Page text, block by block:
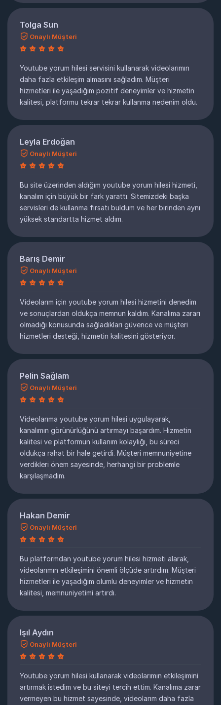
Tolga Sun
Onaylı Müşteri
Youtube yorum hilesi servisini kullanarak videolarımın
daha fazla etkileşim almasını sağladım. Müşteri
hizmetleri ile yaşadığım pozitif deneyimler ve hizmetin
kalitesi, platformu tekrar tekrar kullanma nedenim oldu.
Leyla Erdoğan
Onaylı Müşteri
Bu site üzerinden aldığım youtube yorum hilesi hizmeti,
kanalım için büyük bir fark yarattı. Sitemizdeki başka
servisleri de kullanma fırsatı buldum ve her birinden aynı
yüksek standartta hizmet aldım.
Barış Demir
Onaylı Müşteri
Videolarım için youtube yorum hilesi hizmetini denedim
ve sonuçlardan oldukça memnun kaldım. Kanalıma zararı
olmadığı konusunda sağladıkları güvence ve müşteri
hizmetleri desteği, hizmetin kalitesini gösteriyor.
Pelin Sağlam
Onaylı Müşteri
Videolarıma youtube yorum hilesi uygulayarak,
kanalımın görünürlüğünü artırmayı başardım. Hizmetin
kalitesi ve platformun kullanım kolaylığı, bu süreci
oldukça rahat bir hale getirdi. Müşteri memnuniyetine
verdikleri önem sayesinde, herhangi bir problemle
karşılaşmadım.
Hakan Demir
Onaylı Müşteri
Bu platformdan youtube yorum hilesi hizmeti alarak,
videolarımın etkileşimini önemli ölçüde artırdım. Müşteri
hizmetleri ile yaşadığım olumlu deneyimler ve hizmetin
kalitesi, memnuniyetimi artırdı.
Işıl Aydın
Onaylı Müşteri
Youtube yorum hilesi kullanarak videolarımın etkileşimini
artırmak istedim ve bu siteyi tercih ettim. Kanalıma zarar
vermeyen bu hizmet sayesinde, videolarım daha fazla